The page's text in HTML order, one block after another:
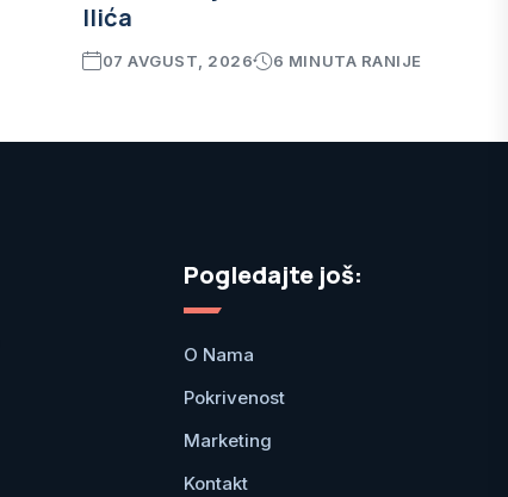
Ilića
07 AVGUST, 2026 6 MINUTA RANIJE
Pogledajte još:
O Nama
Pokrivenost
Marketing
Kontakt